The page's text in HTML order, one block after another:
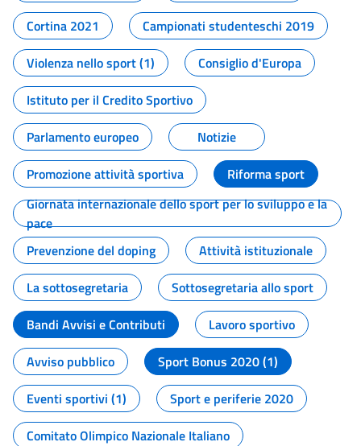
Cortina 2021
Campionati studenteschi 2019
Violenza nello sport (1)
Consiglio d'Europa
Istituto per il Credito Sportivo
Parlamento europeo
Notizie
Promozione attività sportiva
Riforma sport
Giornata internazionale dello sport per lo sviluppo e la
pace
Prevenzione del doping
Attività istituzionale
La sottosegretaria
Sottosegretaria allo sport
Bandi Avvisi e Contributi
Lavoro sportivo
Avviso pubblico
Sport Bonus 2020 (1)
Eventi sportivi (1)
Sport e periferie 2020
Comitato Olimpico Nazionale Italiano